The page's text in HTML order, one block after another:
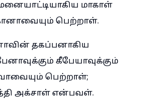
மாகாள்
பெற்றாள்.
தகப்பனாகிய
கீபேயாவுக்கும்
பெற்றாள்;
அக்சாள் என்பவள்.